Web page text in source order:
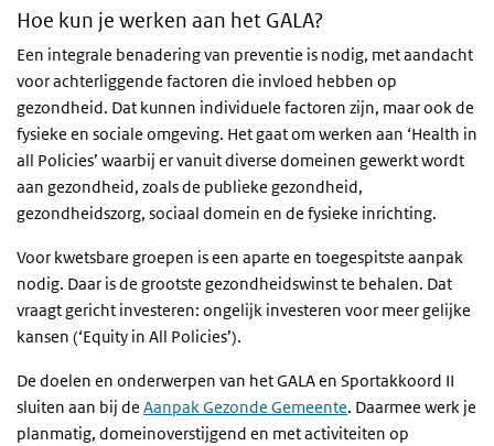
Hoe kun je werken aan het GALA?
Een integrale benadering van preventie is nodig, met aandacht
voor achterliggende factoren die invloed hebben op
gezondheid. Dat kunnen individuele factoren zijn, maar ook de
fysieke en sociale omgeving. Het gaat om werken aan ‘Health in
all Policies’ waarbij er vanuit diverse domeinen gewerkt wordt
aan gezondheid, zoals de publieke gezondheid,
gezondheidszorg, sociaal domein en de fysieke inrichting.
Voor kwetsbare groepen is een aparte en toegespitste aanpak
nodig. Daar is de grootste gezondheidswinst te behalen. Dat
vraagt gericht investeren: ongelijk investeren voor meer gelijke
kansen (‘Equity in All Policies’).
De doelen en onderwerpen van het GALA en Sportakkoord II
sluiten aan bij de Aanpak Gezonde Gemeente. Daarmee werk je
planmatig, domeinoverstijgend en met activiteiten op